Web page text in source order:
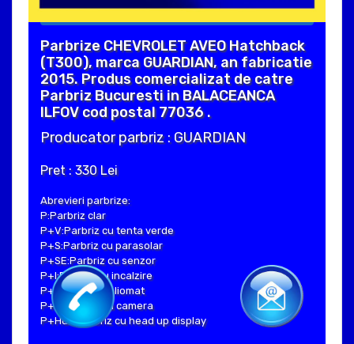
Parbrize CHEVROLET AVEO Hatchback
(T300), marca GUARDIAN, an fabricatie
2015. Produs comercializat de catre
Parbriz Bucuresti in BALACEANCA
ILFOV cod postal 77036 .
Producator parbriz : GUARDIAN
Pret : 330 Lei
Abrevieri parbrize:
P:Parbriz clar
P+V:Parbriz cu tenta verde
P+S:Parbriz cu parasolar
P+SE:Parbriz cu senzor
P+I:Parbriz cu incalzire
P+H:Parbriz heliomat
P+C:Parbriz cu camera
P+Hud:Parbriz cu head up display